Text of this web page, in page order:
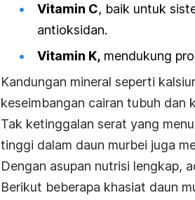
Vitamin C, baik untuk
antioksidan.
Vitamin K, mendukung
Kandungan mineral seperti
keseimbangan cairan tubuh dan
Tak ketinggalan serat yang
tinggi dalam daun murbei juga
Dengan asupan nutrisi lengkap,
Berikut beberapa khasiat daun